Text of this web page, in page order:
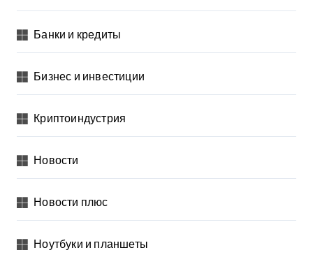
Банки и кредиты
Бизнес и инвестиции
Криптоиндустрия
Новости
Новости плюс
Ноутбуки и планшеты